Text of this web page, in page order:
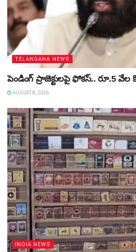
TELANGANA NEWS
పెండింగ్‌ ప్రాజెక్టులపై ఫోకస్‌.. రూ.5 వేల
AUGUST 8, 2026
INDIA NEWS